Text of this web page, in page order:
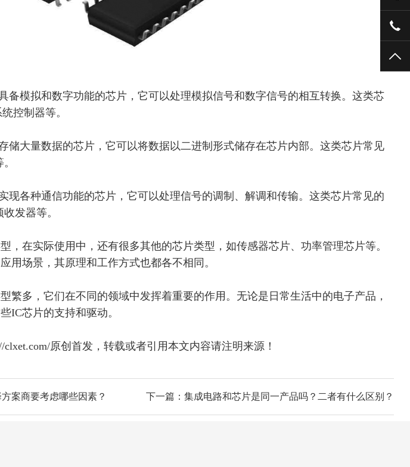
备模拟和数字功能的芯片，它可以处理模拟信号和数字信号的相互转换。这类芯
控制器等。
储大量数据的芯片，它可以将数据以二进制形式储存在芯片内部。这类芯片常见
现各种通信功能的芯片，它可以处理信号的调制、解调和传输。这类芯片常见的
发器等。
， 在实际使用中，还有很多其他的芯片类型， 如传感器芯片、功率管理芯片等。
用场景，其原理和工作方式也都各不相同。
繁多，它们在不同的领域中发挥着重要的作用。无论是日常生活中的电子产品，
IC芯片的支持和驱动。
clxet.com/原创首发，转载或者引用本文内容请注明来源！
案商要考虑哪些因素？ 下一篇：集成电路和芯片是同一产品吗？二者有什么区别？